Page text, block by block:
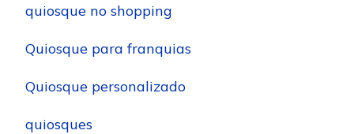
quiosque no shopping
Quiosque para franquias
Quiosque personalizado
quiosques